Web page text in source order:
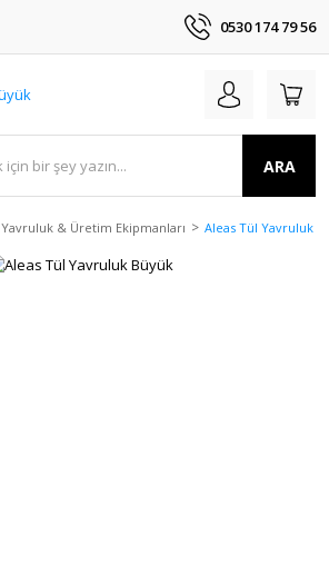
0530 174 79 56
ARA
Yavruluk & Üretim Ekipmanları Aleas Tül Yavruluk